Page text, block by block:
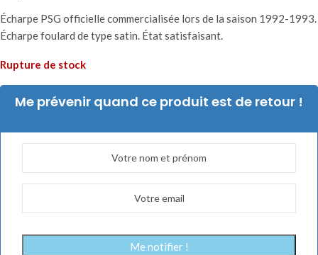
Écharpe PSG officielle commercialisée lors de la saison 1992-1993.
Écharpe foulard de type satin. État satisfaisant.
Rupture de stock
Me prévenir quand ce produit est de retour !
Me notifier !